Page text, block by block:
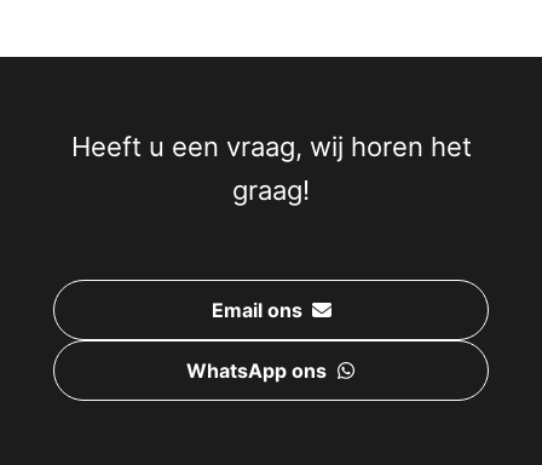
Heeft u een vraag, wij horen het
graag!
Email ons
WhatsApp ons